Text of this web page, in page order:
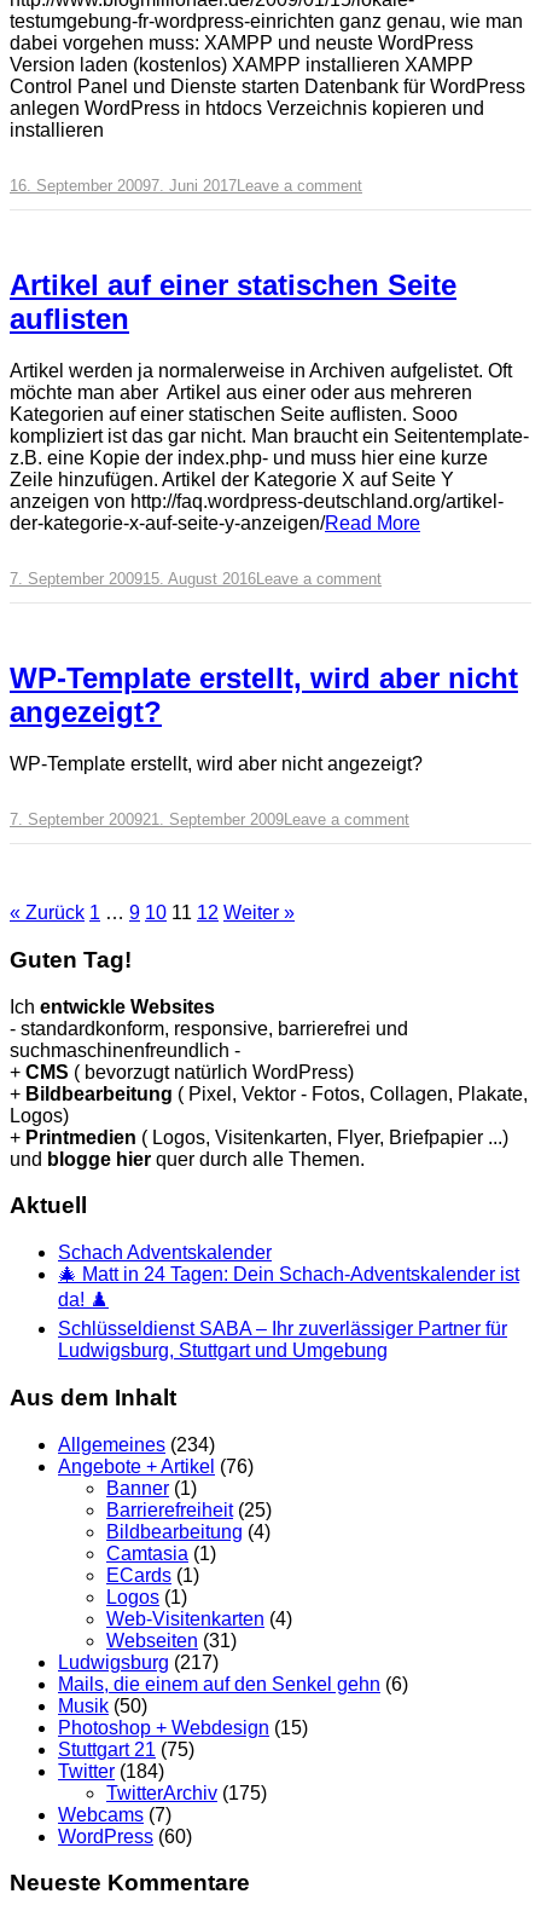
testumgebung-fr-wordpress-einrichten ganz genau, wie man
dabei vorgehen muss: XAMPP und neuste WordPress
Version laden (kostenlos) XAMPP installieren XAMPP
Control Panel und Dienste starten Datenbank für WordPress
anlegen WordPress in htdocs Verzeichnis kopieren und
installieren
16. September 20097. Juni 2017Leave a comment
Artikel auf einer statischen Seite
auflisten
Artikel werden ja normalerweise in Archiven aufgelistet. Oft
möchte man aber Artikel aus einer oder aus mehreren
Kategorien auf einer statischen Seite auflisten. Sooo
kompliziert ist das gar nicht. Man braucht ein Seitentemplate-
z.B. eine Kopie der index.php- und muss hier eine kurze
Zeile hinzufügen. Artikel der Kategorie X auf Seite Y
anzeigen von http://faq.wordpress-deutschland.org/artikel-
der-kategorie-x-auf-seite-y-anzeigen/Read More
7. September 200915. August 2016Leave a comment
WP-Template erstellt, wird aber nicht
angezeigt?
WP-Template erstellt, wird aber nicht angezeigt?
7. September 200921. September 2009Leave a comment
« Zurück 1 … 9 10 11 12 Weiter »
Guten Tag!
Ich entwickle Websites
- standardkonform, responsive, barrierefrei und
suchmaschinenfreundlich -
+ CMS ( bevorzugt natürlich WordPress)
+ Bildbearbeitung ( Pixel, Vektor - Fotos, Collagen, Plakate,
Logos)
+ Printmedien ( Logos, Visitenkarten, Flyer, Briefpapier ...)
und blogge hier quer durch alle Themen.
Aktuell
Schach Adventskalender
🎄 Matt in 24 Tagen: Dein Schach-Adventskalender ist
da! ♟️
Schlüsseldienst SABA – Ihr zuverlässiger Partner für
Ludwigsburg, Stuttgart und Umgebung
Aus dem Inhalt
Allgemeines (234)
Angebote + Artikel (76)
Banner (1)
Barrierefreiheit(25)
Bildbearbeitung (4)
Camtasia (1)
ECards (1)
Logos (1)
Web-Visitenkarten (4)
Webseiten (31)
Ludwigsburg (217)
Mails, die einem auf den Senkel gehn (6)
Musik (50)
Photoshop + Webdesign (15)
Stuttgart 21 (75)
Twitter (184)
TwitterArchiv (175)
Webcams (7)
WordPress (60)
Neueste Kommentare